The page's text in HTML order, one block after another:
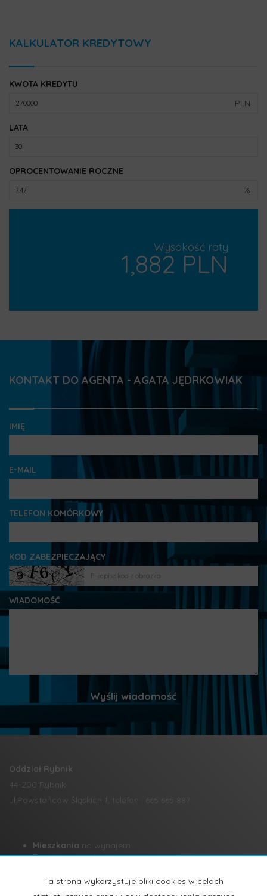
KALKULATOR KREDYTOWY
KWOTA KREDYTU
PLN
LATA
OPROCENTOWANIE ROCZNE
%
Wysokość raty
1,882 PLN
KONTAKT DO AGENTA - AGATA JĘDRKOWIAK
IMIĘ
E-MAIL
TELEFON KOMÓRKOWY
KOD ZABEZPIECZAJĄCY
WIADOMOŚĆ
Oddział Rybnik
44-200 Rybnik
ul.Powstańców Śląskich 1, telefon : 665 665 887
Mieszkania na wynajem
Domyna wynajem
Lokalena wynajem
Ta strona wykorzystuje pliki cookies w celach